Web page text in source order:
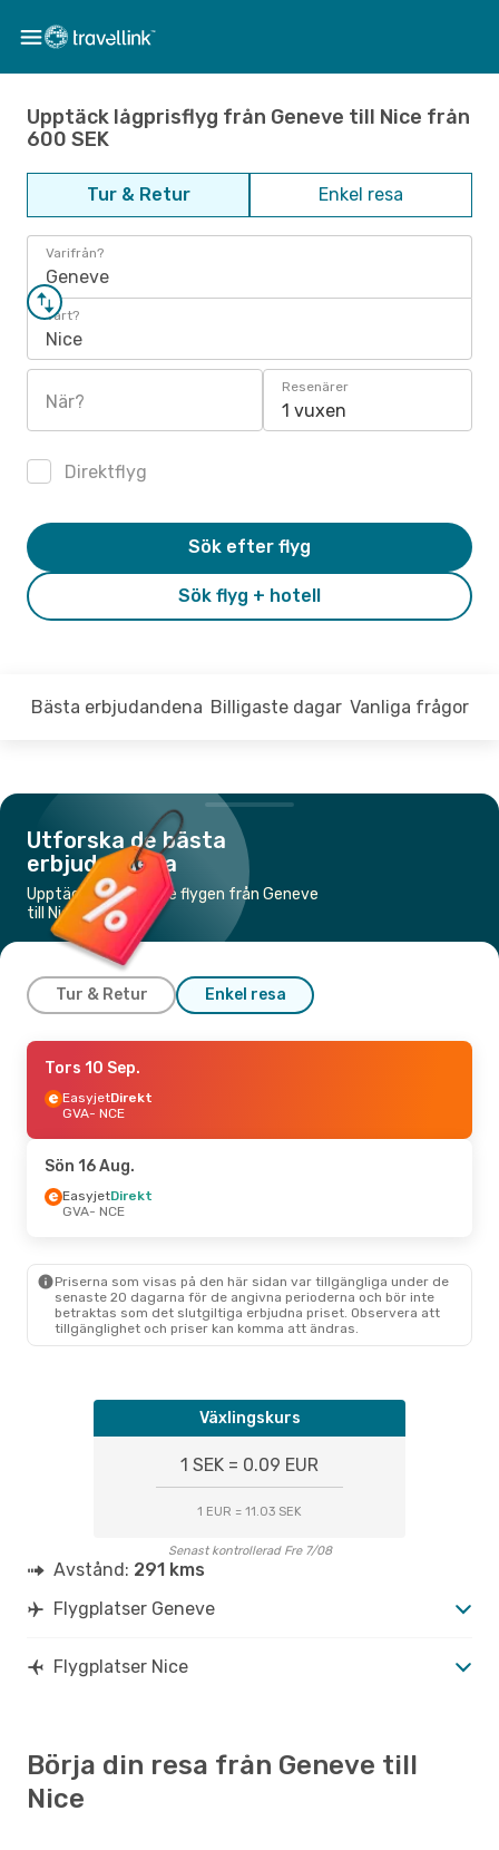
Upptäck lågprisflyg från Geneve till Nice från
600 SEK
Tur & Retur Enkel resa
Varifrån?
Geneve
Vart?
Nice
När?
Resenärer
1 vuxen
Direktflyg
Sök flyg + hotell
Sök efter flyg
Bästa erbjudandena Billigaste dagar Vanliga frågor
Utforska de bästa
erbjudandena
Upptäck de billigaste flygen från Geneve
till Nice
Tur & Retur Enkel resa
Fre 4 Sep.- Tis 8 Sep.
Direkt
Swiss International Air Lines
Direkt
NCE- GVA
GVA
Easyjet Direkt
NCE- GVA
Tors 10 Sep.
EasyjetDirekt
GVA- NCE
Sön 16 Aug.
EasyjetDirekt
GVA- NCE
Priserna som visas på den här sidan var tillgängliga under de
senaste 20 dagarna för de angivna perioderna och bör inte
betraktas som det slutgiltiga erbjudna priset. Observera att
tillgänglighet och priser kan komma att ändras.
Växlingskurs
1 SEK = 0.09 EUR
1 EUR = 11.03 SEK
Senast kontrollerad Fre 7/08
Avstånd: 291 kms
Flygplatser Geneve
Flygplatser Nice
Börja din resa från Geneve till
Nice